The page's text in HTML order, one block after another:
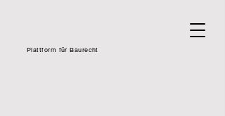
Plattform für Baurecht